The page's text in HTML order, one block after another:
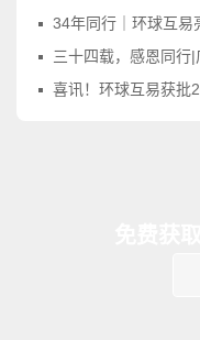
34年同行｜环球互易亮相
三十四载，感恩同行
喜讯！环球互易获批2026